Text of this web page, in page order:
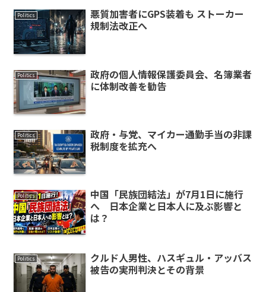
Politics
悪質加害者にGPS装着も ストーカー
規制法改正へ
Politics
政府の個人情報保護委員会、名簿業者
に体制改善を勧告
Politics
政府・与党、マイカー通勤手当の非課
税制度を拡充へ
Politics
中国「民族団結法」が7月1日に施行
へ 日本企業と日本人に及ぶ影響と
は？
Politics
クルド人男性、ハスギュル・アッバス
被告の実刑判決とその背景